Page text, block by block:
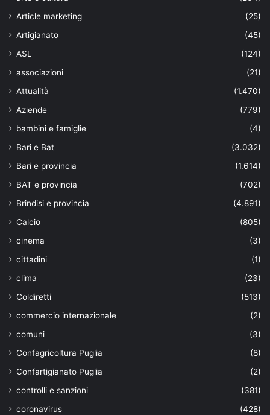
Article marketing
(25)
Artigianato
(45)
ASL
(124)
associazioni
(21)
Attualità
(1.470)
Aziende
(779)
bambini e famiglie
(4)
Bari e Bat
(3.032)
Bari e provincia
(1.614)
BAT e provincia
(702)
Brindisi e provincia
(4.891)
Calcio
(805)
cinema
(3)
cittadini
(1)
clima
(23)
Coldiretti
(513)
commercio internazionale
(2)
comuni
(3)
Confagricoltura Puglia
(8)
Confartigianato Puglia
(2)
controlli e sanzioni
(381)
coronavirus
(428)